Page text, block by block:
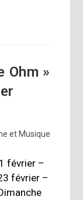
Ohm »
et Musique
février –
février –